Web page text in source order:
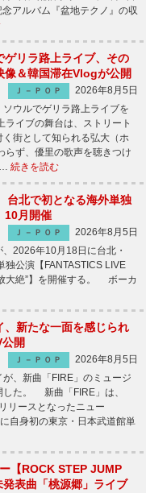
アルバム『盆地テクノ』の収
ゲリラ路上ライブ、その
像＆韓国滞在Vlogが公開
Ｊ－ＰＯＰ
2026年8月5日
ウルでゲリラ路上ライブを
イブの舞台は、ストリート
く街として知られる弘大（ホ
らず、優里の歌声を聴きつけ
… 続きを読む
台北で初となる海外単独
10月開催
Ｊ－ＰＯＰ
2026年8月5日
2026年10月18日に台北・
独公演【FANTASTICS LIVE
大絶”】を開催する。 ボーカ
、新たな一面を感じられ
開
Ｊ－ＰＯＰ
2026年8月5日
、新曲「FIRE」のミュージ
した。 新曲「FIRE」は、
リースとなったニュー
自身初の東京・日本武道館単
【ROCK STEP JUMP
表曲「桃源郷」ライブ